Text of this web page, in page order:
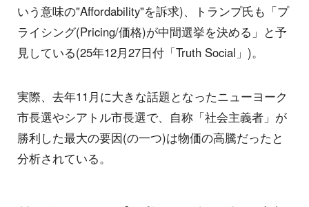
いう意味の"Affordability"を訴求)、トランプ氏も「プ
ライシング(Pricing/価格)が中間選挙を決める」と予
見している(25年12月27日付「Truth Social」)。
実際、去年11月に大きな話題となったニューヨーク
市長選やシアトル市長選で、自称「社会主義者」が
勝利した最大の要因(の一つ)は物価の高騰だったと
分析されている。